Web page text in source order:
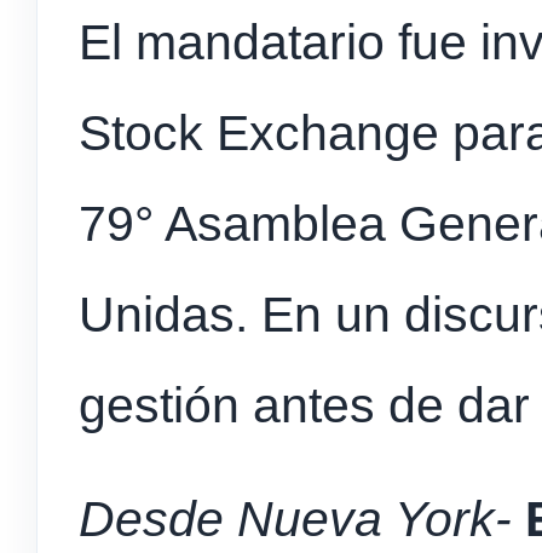
El mandatario fue
Stock Exchange
79° Asamblea
Unidas. En un
gestión antes de
Desde Nueva York-